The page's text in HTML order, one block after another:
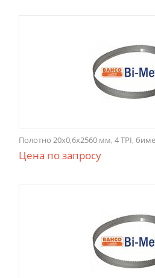
Полотно 20x0,6x2560 мм, 4 TPI,
Цена по запросу